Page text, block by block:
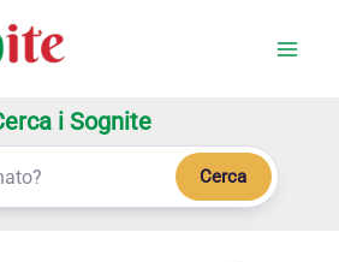
i Sognite
Cerca